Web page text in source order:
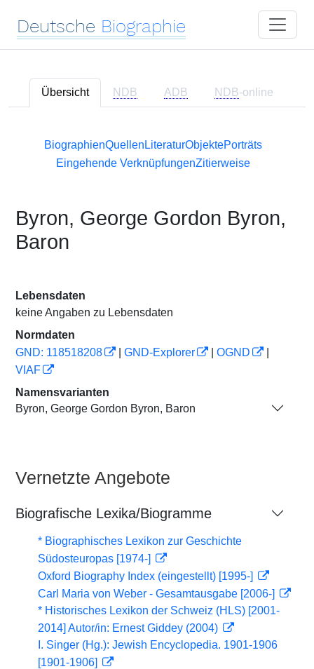
Deutsche Biographie
Übersicht NDB ADB NDB-online
BiographienQuellen LiteraturObjektePorträts
Eingehende VerknüpfungenZitierweise
Byron, George Gordon Byron,
Baron
Lebensdaten
keine Angaben zu Lebensdaten
Normdaten
GND: 118518208
GND-Explorer OGND
VIAF
Namensvarianten
Byron, George Gordon Byron, Baron
Vernetzte Angebote
Biografische Lexika/Biogramme
* Biographisches Lexikon zur Geschichte
Südosteuropas [1974-]
Oxford Biography Index (eingestellt) [1995-]
Carl Maria von Weber - Gesamtausgabe [2006-]
* Historisches Lexikon der Schweiz (HLS) [2001-
2014] Autor/in: Ernest Giddey (2004)
I. Singer (Hg.): Jewish Encyclopedia. 1901-1906
[1901-1906]